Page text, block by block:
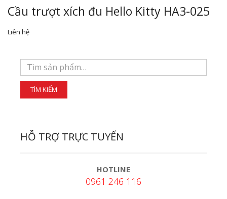
Cầu trượt xích đu Hello Kitty HA3-025
Liên hệ
HỖ TRỢ TRỰC TUYẾN
HOTLINE
0961 246 116